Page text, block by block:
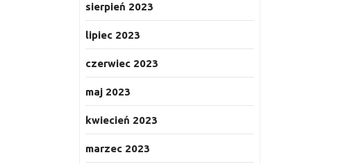
sierpień 2023
lipiec 2023
czerwiec 2023
maj 2023
kwiecień 2023
marzec 2023